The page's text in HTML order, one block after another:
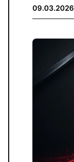
09.03.2026